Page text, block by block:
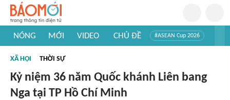
NÓNG MỚI VIDEO CHỦ ĐỀ #ASEAN Cup 2026
#Khám phá thế giới
XÃ HỘI THỜI SỰ
Kỷ niệm 36 năm Quốc khánh Liên bang
Nga tại TP Hồ Chí Minh